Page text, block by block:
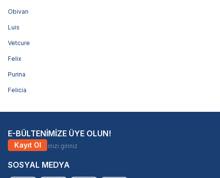
Obivan
Luis
Vetcure
Felix
Purina
Felicia
E-BÜLTENİMİZE ÜYE OLUN!
Kayıt Ol
SOSYAL MEDYA